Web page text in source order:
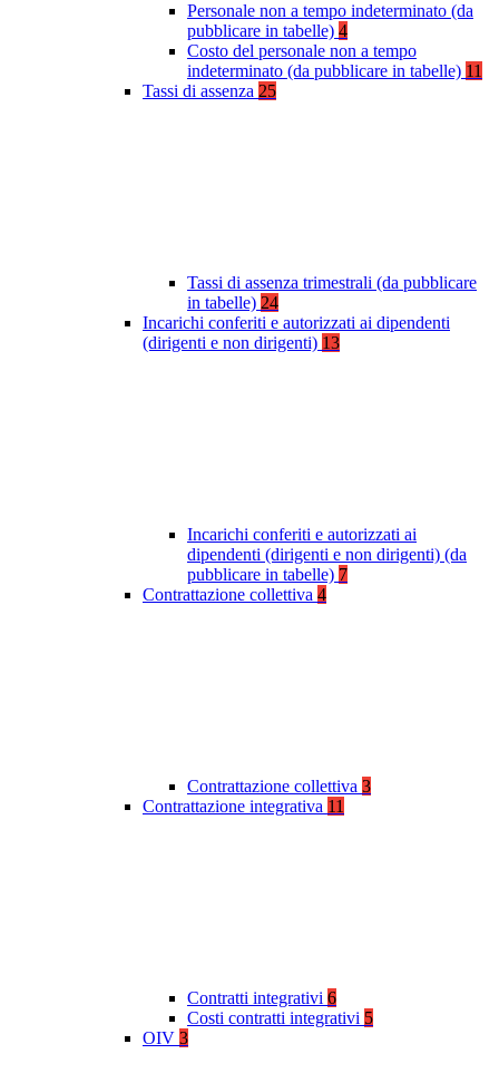
Personale non a tempo indeterminato (da
pubblicare in tabelle) 4
Costo del personale non a tempo
indeterminato (da pubblicare in tabelle) 11
Tassi di assenza 25
Tassi di assenza trimestrali (da pubblicare
in tabelle) 24
Incarichi conferiti e autorizzati ai dipendenti
(dirigenti e non dirigenti) 13
Incarichi conferiti e autorizzati ai
dipendenti (dirigenti e non dirigenti) (da
pubblicare in tabelle) 7
Contrattazione collettiva 4
Contrattazione collettiva 3
Contrattazione integrativa 11
Contratti integrativi 6
Costi contratti integrativi 5
OIV 3